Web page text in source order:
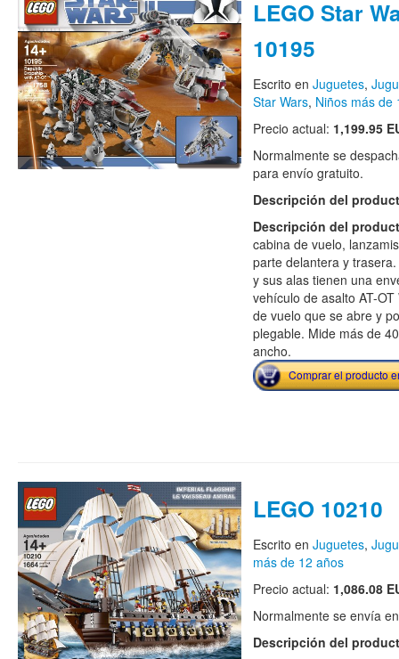
LEGO Star
10195
Escrito en Juguetes,
Star Wars, Niños más de
Precio actual: 1,199.95
Normalmente se
para envío gratuito.
Descripción del
Descripción del
cabina de vuelo,
parte delantera y
y sus alas tienen una
vehículo de asalto AT-
de vuelo que se abre y
plegable. Mide más de
ancho.
Comprar el producto
LEGO 10210
Escrito en Juguetes,
más de 12 años
Precio actual: 1,086.08
Normalmente se envía
Descripción del